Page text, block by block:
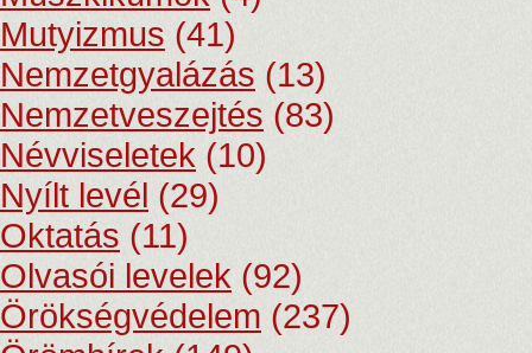
Mutyizmus (41)
Nemzetgyalázás (13)
Nemzetveszejtés (83)
Névviseletek (10)
Nyílt levél (29)
Oktatás (11)
Olvasói levelek (92)
Örökségvédelem (237)